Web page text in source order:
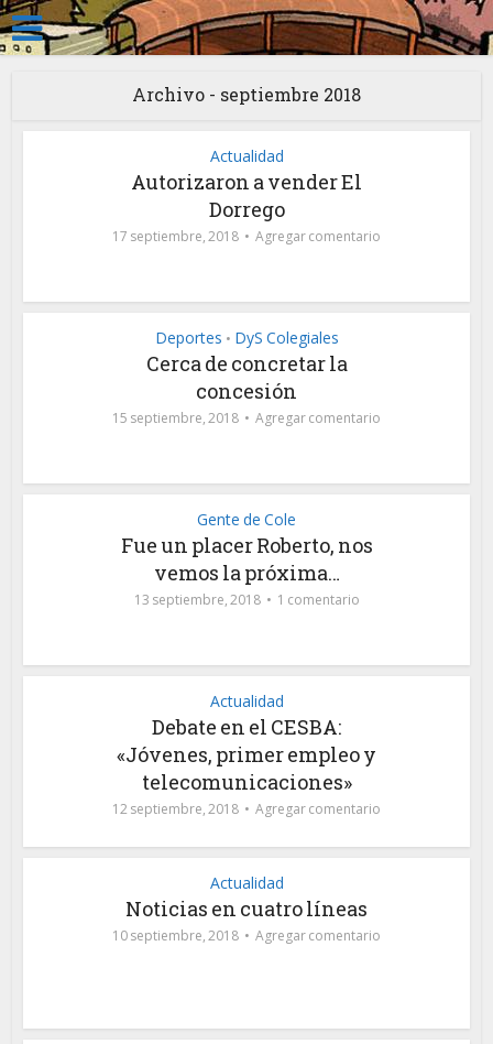
Archivo - septiembre 2018
Actualidad
Autorizaron a vender El
Dorrego
17 septiembre, 2018 Agregar comentario
Deportes • DyS Colegiales
Cerca de concretar la
concesión
15 septiembre, 2018 Agregar comentario
Gente de Cole
Fue un placer Roberto, nos
vemos la próxima…
13 septiembre, 2018 1 comentario
Actualidad
Debate en el CESBA:
«Jóvenes, primer empleo y
telecomunicaciones»
12 septiembre, 2018 Agregar comentario
Actualidad
Noticias en cuatro líneas
10 septiembre, 2018 Agregar comentario